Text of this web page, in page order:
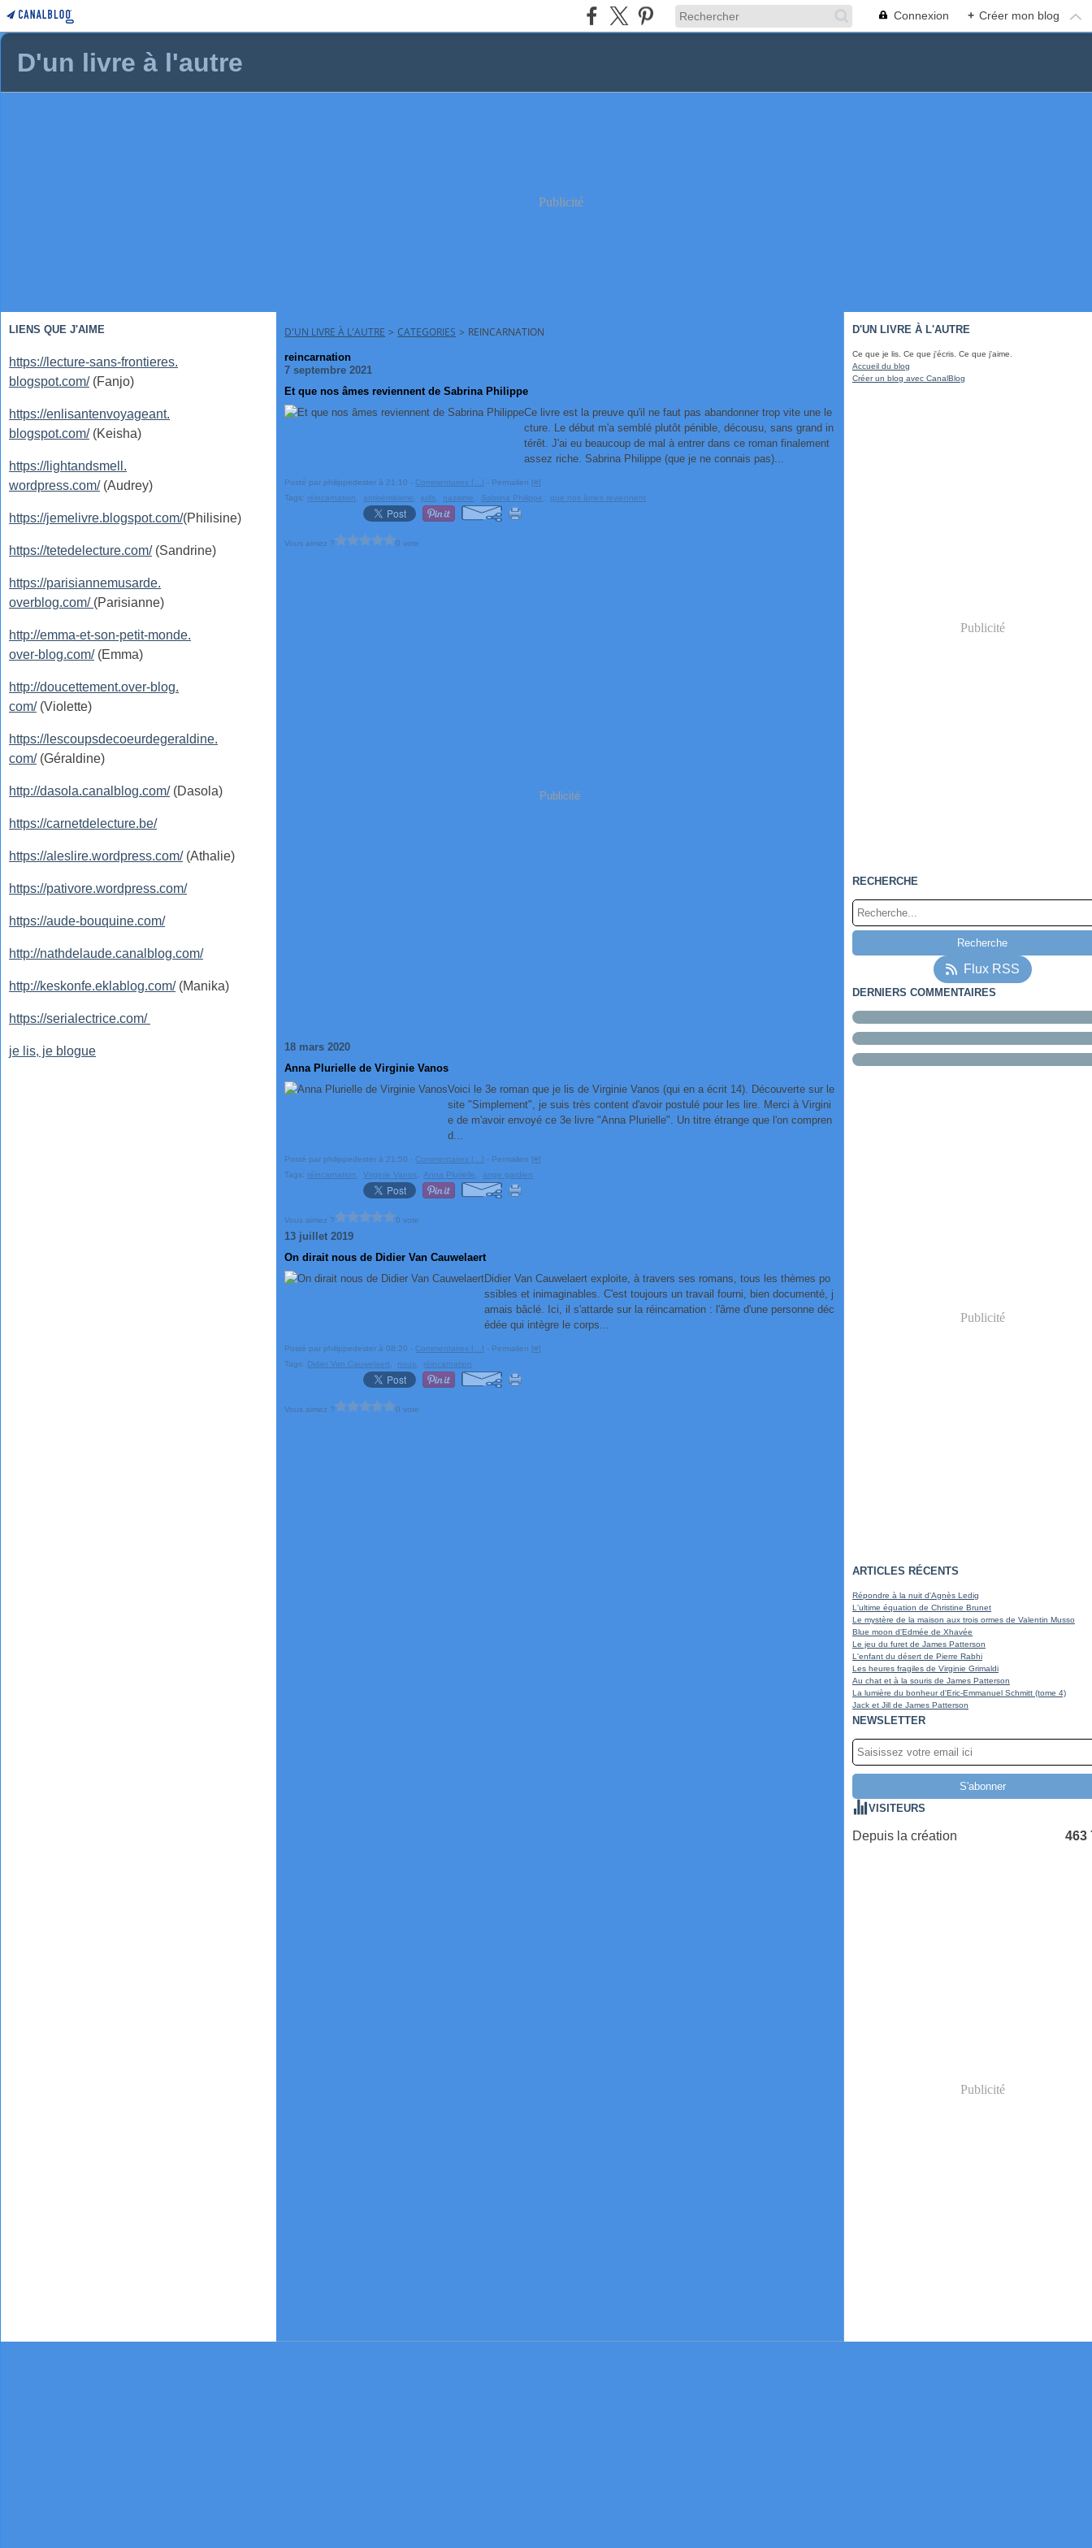
Connexion + Créer mon blog
D'un livre à l'autre
Publicité
LIENS QUE J'AIME
https://lecture-sans-frontieres.
blogspot.com/(Fanjo)
https://enlisantenvoyageant.
blogspot.com/(Keisha)
https://lightandsmell.
wordpress.com/(Audrey)
https://jemelivre.blogspot.com/(Philisine)
https://tetedelecture.com/(Sandrine)
https://parisiannemusarde.
overblog.com/ (Parisianne)
http://emma-et-son-petit-monde.
over-blog.com/(Emma)
http://doucettement.over-blog.
com/(Violette)
https://lescoupsdecoeurdegeraldine.
com/(Géraldine)
http://dasola.canalblog.com/(Dasola)
https://carnetdelecture.be/
https://aleslire.wordpress.com/(Athalie)
https://pativore.wordpress.com/
https://aude-bouquine.com/
http://nathdelaude.canalblog.com/
http://keskonfe.eklablog.com/(Manika)
https://serialectrice.com/
je lis, je blogue
D'UN LIVRE À L'AUTRE > CATEGORIES > REINCARNATION
reincarnation
7 septembre 2021
Et que nos âmes reviennent de Sabrina Philippe
Ce livre est la preuve qu'il ne faut pas abandonner trop vite une le
cture. Le début m'a semblé plutôt pénible, décousu, sans grand in
térêt. J'ai eu beaucoup de mal à entrer dans ce roman finalement
assez riche. Sabrina Philippe (que je ne connais pas)...
Posté par philippedester à 21:10 - Commentaires [ …] - Permalien [#]
Tags: réincarnation ,antisémitisme juifs nazisme Sabrina Philippe ,que nos âmes reviennent
Vous aimez ? 0 vote
Publicité
18 mars 2020
Anna Plurielle de Virginie Vanos
Voici le 3e roman que je lis de Virginie Vanos (qui en a écrit 14). Découverte sur le
site "Simplement", je suis très content d'avoir postulé pour les lire. Merci à Virgini
e de m'avoir envoyé ce 3e livre "Anna Plurielle". Un titre étrange que l'on compren
d...
Posté par philippedester à 21:50 - Commentaires [ …] - Permalien [#]
Tags: réincarnation ,Virginie Vanos Anna Plurielle ,ange gardien
Vous aimez ? 0 vote
13 juillet 2019
On dirait nous de Didier Van Cauwelaert
Didier Van Cauwelaert exploite, à travers ses romans, tous les thèmes po
ssibles et inimaginables. C'est toujours un travail fourni, bien documenté, j
amais bâclé. Ici, il s'attarde sur la réincarnation : l'âme d'une personne déc
édée qui intègre le corps...
Posté par philippedester à 08:20 - Commentaires [ …] - Permalien [#]
Tags: Didier Van Cauwelaert nous réincarnation
Vous aimez ? 0 vote
D'UN LIVRE À L'AUTRE
Ce que je lis. Ce que j'écris. Ce que j'aime.
Accueil du blog
Créer un blog avec CanalBlog
Publicité
RECHERCHE
Flux RSS
DERNIERS COMMENTAIRES
Publicité
ARTICLES RÉCENTS
Répondre à la nuit d'Agnès Ledig
L'ultime équation de Christine Brunet
Le mystère de la maison aux trois ormes de Valentin Musso
Blue moon d'Edmée de Xhavée
Le jeu du furet de James Patterson
L'enfant du désert de Pierre Rabhi
Les heures fragiles de Virginie Grimaldi
Au chat et à la souris de James Patterson
La lumière du bonheur d'Eric-Emmanuel Schmitt (tome 4)
Jack et Jill de James Patterson
NEWSLETTER
VISITEURS
Depuis la création 463
Publicité